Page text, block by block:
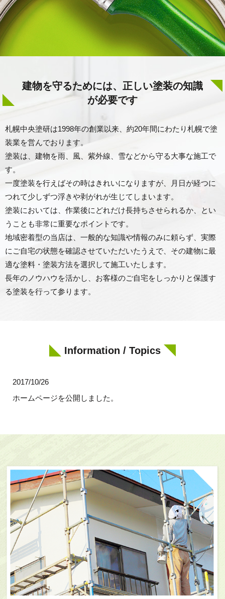
建物を守るためには、正しい塗装の知識
が必要です
札幌中央塗研は1998年の創業以来、約20年間にわたり札幌で塗
装業を営んでおります。
塗装は、建物を雨、風、紫外線、雪などから守る大事な施工で
す。
一度塗装を行えばその時はきれいになりますが、月日が経つに
つれて少しずつ浮きや剥がれが生じてしまいます。
塗装においては、作業後にどれだけ長持ちさせられるか、とい
うことも非常に重要なポイントです。
地域密着型の当店は、一般的な知識や情報のみに頼らず、実際
にご自宅の状態を確認させていただいたうえで、 その建物に最
適な塗料・塗装方法を選択して施工いたします。
長年のノウハウを活かし、お客様のご自宅をしっかりと保護す
る塗装を行って参ります。
Information / Topics
2017/10/26
ホームページを公開しました。